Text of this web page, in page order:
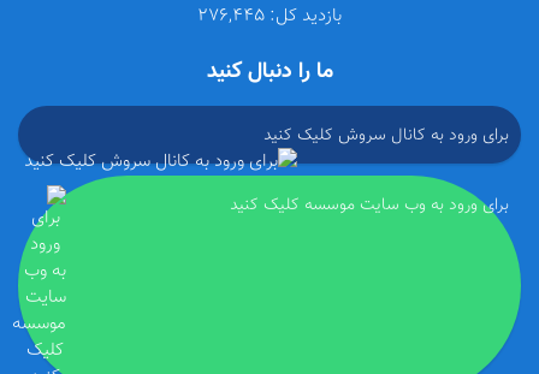
بازدید کل:
ما را دنبال کنید
برای ورود به کانال سروش کلیک کنید
برای ورود به وب سایت موسسه کلیک کنید